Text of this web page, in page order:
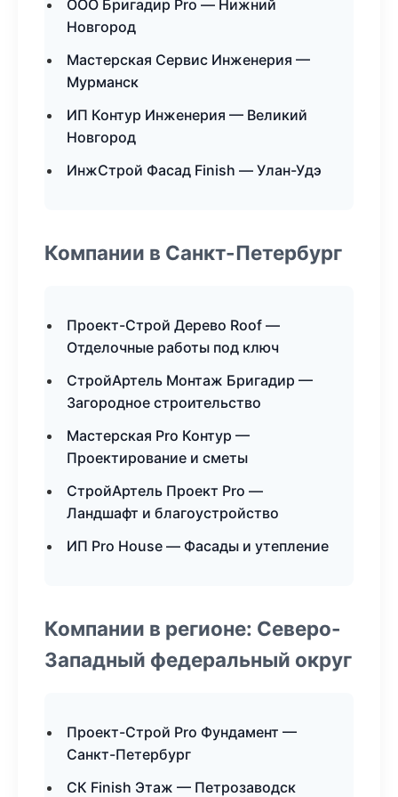
ООО Бригадир Pro — Нижний
Новгород
Мастерская Сервис Инженерия —
Мурманск
ИП Контур Инженерия — Великий
Новгород
ИнжСтрой Фасад Finish — Улан-Удэ
Компании в Санкт-Петербург
Проект-Строй Дерево Roof —
Отделочные работы под ключ
СтройАртель Монтаж Бригадир —
Загородное строительство
Мастерская Pro Контур —
Проектирование и сметы
СтройАртель Проект Pro —
Ландшафт и благоустройство
ИП Pro House — Фасады и утепление
Компании в регионе: Северо-
Западный федеральный округ
Проект-Строй Pro Фундамент —
Санкт-Петербург
СК Finish Этаж — Петрозаводск